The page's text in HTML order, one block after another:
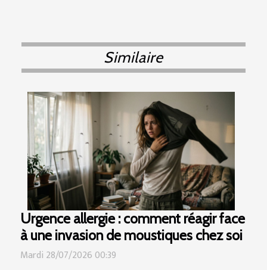
Similaire
Urgence allergie : comment réagir face
à une invasion de moustiques chez soi
Mardi 28/07/2026 00:39